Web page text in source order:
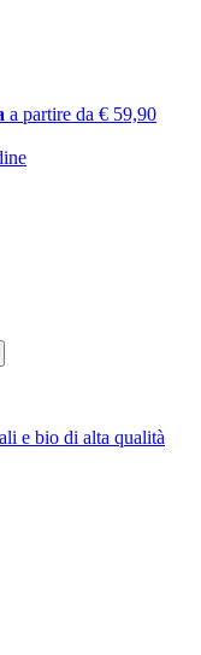
a partire da € 59,90
e bio di alta qualità